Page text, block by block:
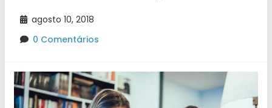
agosto 10, 2018
0 Comentários